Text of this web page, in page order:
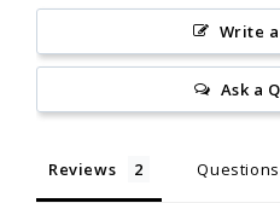
Write
Ask a
Reviews Questions